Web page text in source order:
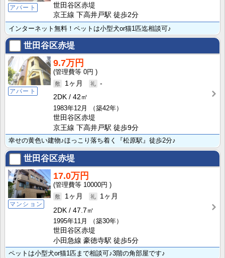
アパート
世田谷区赤堤
京王線 下高井戸駅 徒歩2分
インターネット無料！ペットは小型犬or猫1匹迄相談可♪
世田谷区赤堤
アパート
9.7万円
0円
1ヶ月
-
2DK
42㎡
1983年12月
（築42年）
世田谷区赤堤
京王線 下高井戸駅 徒歩9分
幸せの黄色い建物♪ほっこり落ち着く『松原駅』徒歩2分♪
世田谷区赤堤
マンション
17.0万円
10000円
1ヶ月
1ヶ月
2DK
47.7㎡
1995年11月
（築30年）
世田谷区赤堤
小田急線 豪徳寺駅 徒歩5分
ペットは小型犬or猫1匹まで相談可♪3階の角部屋です♪